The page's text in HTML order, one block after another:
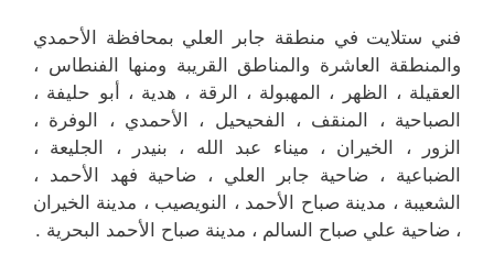
فني ستلايت في منطقة جابر العلي بمحافظة الأحمدي
والمنطقة العاشرة والمناطق القريبة ‎ومنها الفنطاس ،
العقيلة ، الظهر ، المهبولة ، الرقة ، هدية ، أبو حليفة ،
الصباحية ، المنقف ، الفحيحيل ، الأحمدي ، الوفرة ،
الزور ، الخيران ، ميناء عبد الله ، بنيدر ، الجليعة ،
الضباعية ، ضاحية جابر العلي ، ضاحية فهد الأحمد ،
الشعيبة ، مدينة صباح الأحمد ، النويصيب ، مدينة الخيران
، ضاحية علي صباح السالم ، مدينة صباح الأحمد البحرية .